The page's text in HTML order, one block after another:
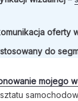
oferty
do
mojego